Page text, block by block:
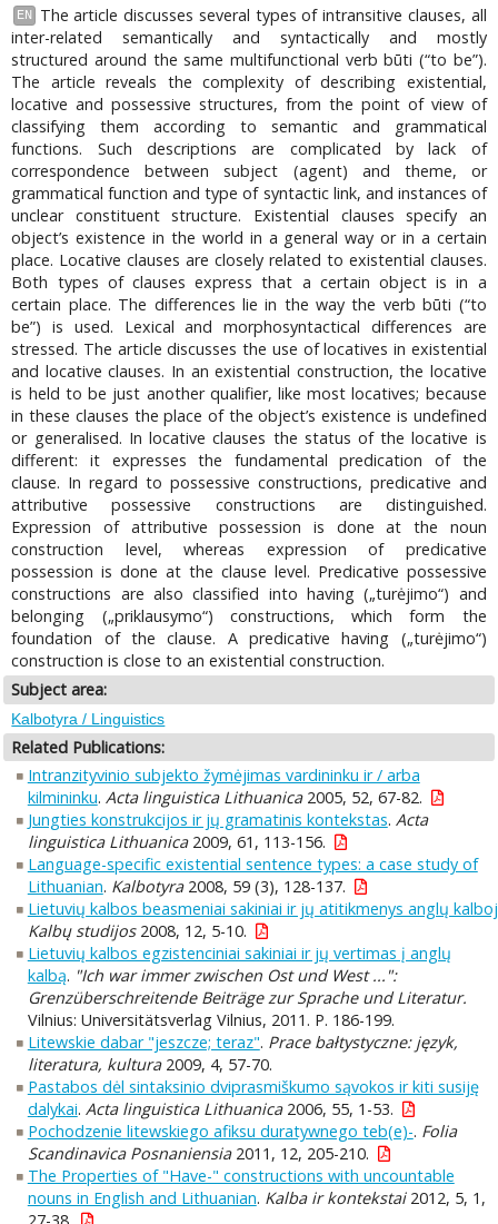
EN
The article discusses several types of intransitive clauses, all
inter-related semantically and syntactically and mostly
structured around the same multifunctional verb būti (“to be”).
The article reveals the complexity of describing existential,
locative and possessive structures, from the point of view of
classifying them according to semantic and grammatical
functions. Such descriptions are complicated by lack of
correspondence between subject (agent) and theme, or
grammatical function and type of syntactic link, and instances of
unclear constituent structure. Existential clauses specify an
object’s existence in the world in a general way or in a certain
place. Locative clauses are closely related to existential clauses.
Both types of clauses express that a certain object is in a
certain place. The differences lie in the way the verb būti (“to
be”) is used. Lexical and morphosyntactical differences are
stressed. The article discusses the use of locatives in existential
and locative clauses. In an existential construction, the locative
is held to be just another qualifier, like most locatives; because
in these clauses the place of the object’s existence is undefined
or generalised. In locative clauses the status of the locative is
different: it expresses the fundamental predication of the
clause. In regard to possessive constructions, predicative and
attributive possessive constructions are distinguished.
Expression of attributive possession is done at the noun
construction level, whereas expression of predicative
possession is done at the clause level. Predicative possessive
constructions are also classified into having („turėjimo“) and
belonging („priklausymo“) constructions, which form the
foundation of the clause. A predicative having („turėjimo“)
construction is close to an existential construction.
Subject area:
Kalbotyra / Linguistics
Related Publications:
Intranzityvinio subjekto žymėjimas vardininku ir / arba
kilmininku. Acta linguistica Lithuanica2005, 52, 67-82.
Jungties konstrukcijos ir jų gramatinis kontekstas. Acta
linguistica Lithuanica2009, 61, 113-156.
Language-specific existential sentence types: a case study of
Lithuanian. Kalbotyra2008, 59 (3), 128-137.
Lietuvių kalbos beasmeniai sakiniai ir jų atitikmenys anglų
Kalbų studijos2008, 12, 5-10.
Lietuvių kalbos egzistenciniai sakiniai ir jų vertimas į anglų
kalbą. "Ich war immer zwischen Ost und West ...":
Grenzüberschreitende Beiträge zur Sprache und Literatur.
Vilnius: Universitätsverlag Vilnius, 2011. P. 186-199.
Litewskie dabar "jeszcze; teraz". Prace bałtystyczne: język,
literatura, kultura2009, 4, 57-70.
Pastabos dėl sintaksinio dviprasmiškumo sąvokos ir kiti susiję
dalykai. Acta linguistica Lithuanica2006, 55, 1-53.
Pochodzenie litewskiego afiksu duratywnego teb(e)-. Folia
Scandinavica Posnaniensia2011, 12, 205-210.
The Properties of "Have-" constructions with uncountable
nouns in English and Lithuanian. Kalba ir kontekstai2012, 5, 1,